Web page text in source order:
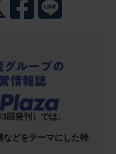
回発刊）では、
などをテーマにした特